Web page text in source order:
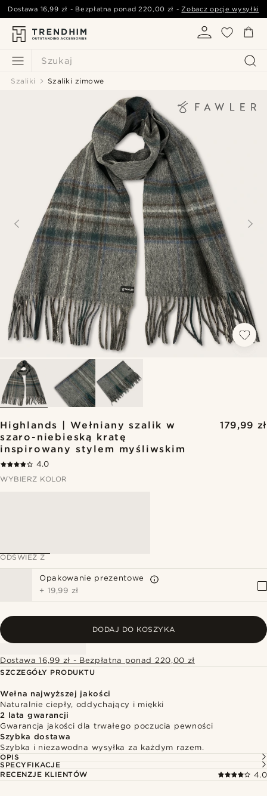
Szukaj
Dostawa 16,99 zł - Bezpłatna ponad220,00 zł -Zobacz opcje wysyłki
Szaliki Szaliki zimowe
Highlands | Wełniany szalik w
szaro-niebieską kratę
inspirowany stylem myśliwskim
179,99 zł
4.0
WYBIERZ KOLOR
ODŚWIEŻ Z
Opakowanie prezentowe
+ 19,99 zł
DODAJ DO KOSZYKA
Dostawa 16,99 zł - Bezpłatna ponad 220,00 zł
SZCZEGÓŁY PRODUKTU
Wełna najwyższej jakości
Naturalnie ciepły, oddychający i miękki
2 lata gwarancji
Gwarancja jakości dla trwałego poczucia pewności
Szybka dostawa
Szybka i niezawodna wysyłka za każdym razem.
OPIS
SPECYFIKACJE
RECENZJE KLIENTÓW
4.0